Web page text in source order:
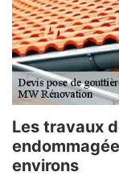
Les travaux
environs